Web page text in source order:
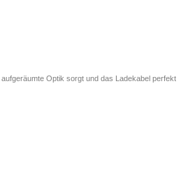
Optik sorgt und das Ladekabel perfekt